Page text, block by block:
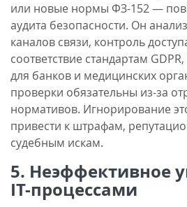
или новые нормы ФЗ-152 —
аудита безопасности. Он
каналов связи, контроль
соответствие стандартам
для банков и медицинских
проверки обязательны из-за
нормативов. Игнорирование
привести к штрафам,
судебным искам.
5. Неэффективное
IT-процессами